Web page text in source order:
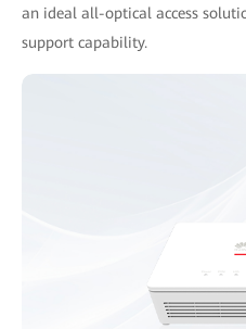
an ideal all-optical access
support capability.